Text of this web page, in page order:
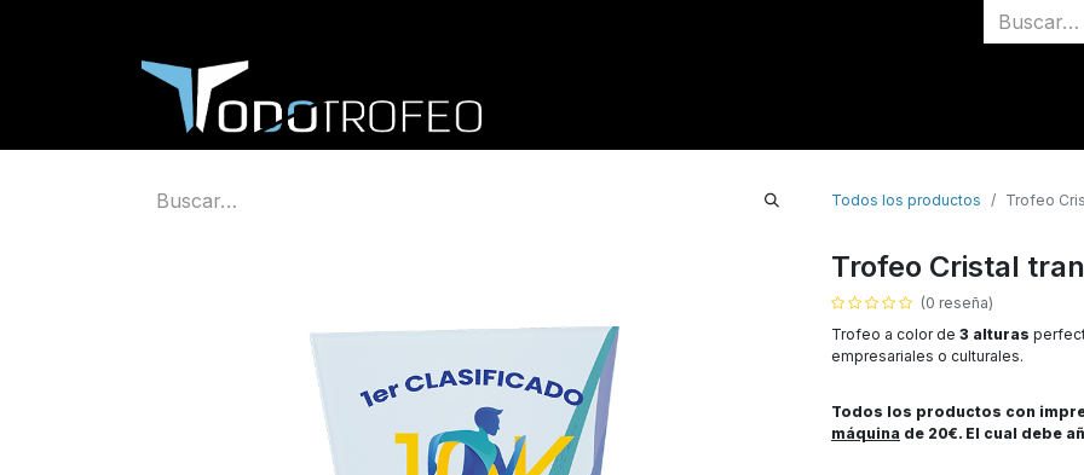
Todos los productos Trofeo
Trofeo Cristal
(0 reseña)
Trofeo a color de 3 alturas
empresariales o culturales.
Todos los productos con
máquina de 20€. El cual debe